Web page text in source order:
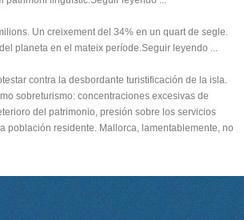
Un creixement del 34% en un quart de segle.
planeta en el mateix període.Seguir leyendo ...
contra la desbordante turistificación de la isla.
sobreturismo: concentraciones excesivas de
del patrimonio, presión sobre los servicios
población residente. Mallorca, lamentablemente, no